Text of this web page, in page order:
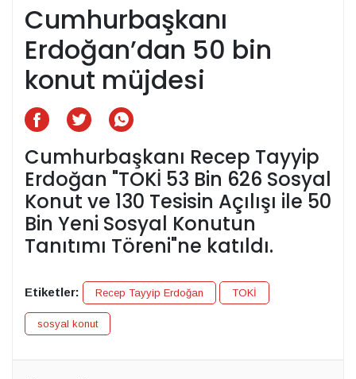
Cumhurbaşkanı
Erdoğan’dan 50 bin
konut müjdesi
Cumhurbaşkanı Recep Tayyip
Erdoğan "TOKİ 53 Bin 626 Sosyal
Konut ve 130 Tesisin Açılışı ile 50
Bin Yeni Sosyal Konutun
Tanıtımı Töreni"ne katıldı.
Etiketler: Recep Tayyip Erdoğan TOKİ
sosyal konut